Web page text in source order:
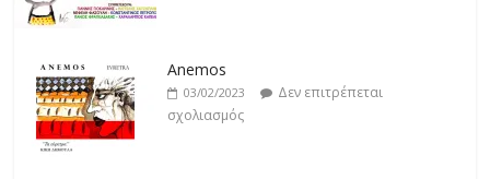
Anemos
03/02/2023
Δεν επιτρέπεται
σχολιασμός